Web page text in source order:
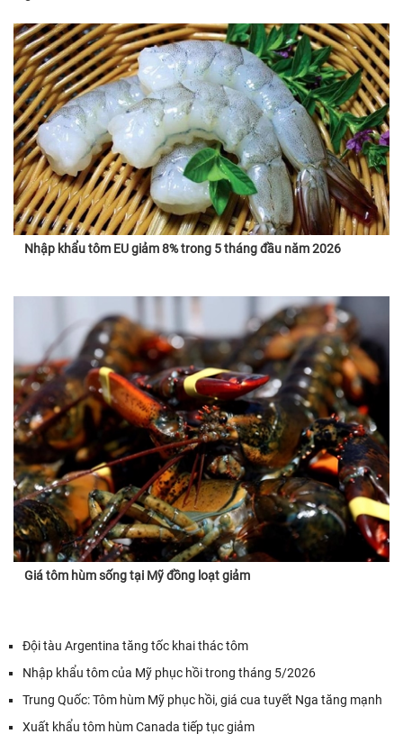
Nhập khẩu tôm EU giảm 8% trong 5 tháng đầu năm 2026
Giá tôm hùm sống tại Mỹ đồng loạt giảm
Đội tàu Argentina tăng tốc khai thác tôm
Nhập khẩu tôm của Mỹ phục hồi trong tháng 5/2026
Trung Quốc: Tôm hùm Mỹ phục hồi, giá cua tuyết Nga tăng mạnh
Xuất khẩu tôm hùm Canada tiếp tục giảm